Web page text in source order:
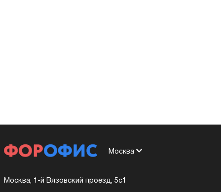
Москва
Москва, 1-й Вязовский проезд, 5с1